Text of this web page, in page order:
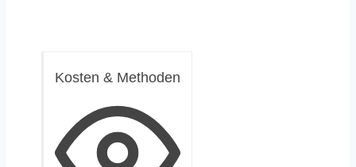
Kosten & Methoden